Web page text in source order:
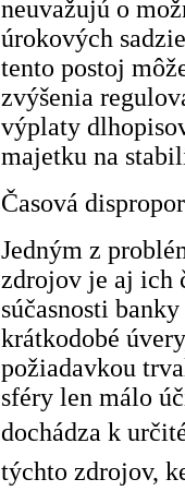
neuvažujú o
úrokových
tento postoj
zvýšenia
výplaty
majetku na
Časová
Jedným z
zdrojov je aj ich
súčasnosti
krátkodobé
požiadavkou
sféry len málo
dochádza k
týchto zdrojov,